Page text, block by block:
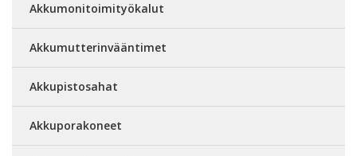
Akkumonitoimityökalut
Akkumutterinvääntimet
Akkupistosahat
Akkuporakoneet